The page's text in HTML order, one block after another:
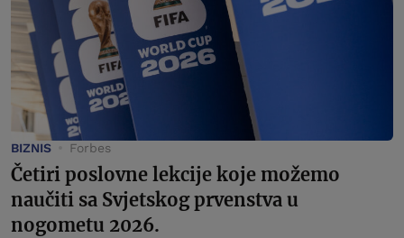
BIZNIS Forbes
Četiri poslovne lekcije koje možemo
naučiti sa Svjetskog prvenstva u
nogometu 2026.